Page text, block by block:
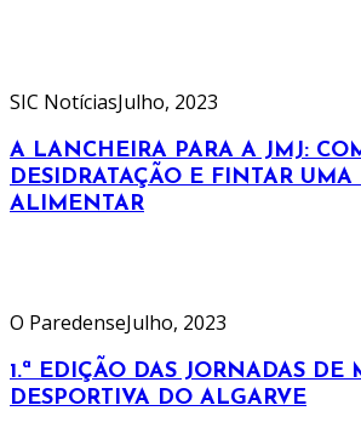
SIC NotíciasJulho, 2023
A LANCHEIRA PARA A JMJ:
DESIDRATAÇÃO E FINTAR
ALIMENTAR
O ParedenseJulho, 2023
1.ª EDIÇÃO DAS JORNADAS DE
DESPORTIVA DO ALGARVE